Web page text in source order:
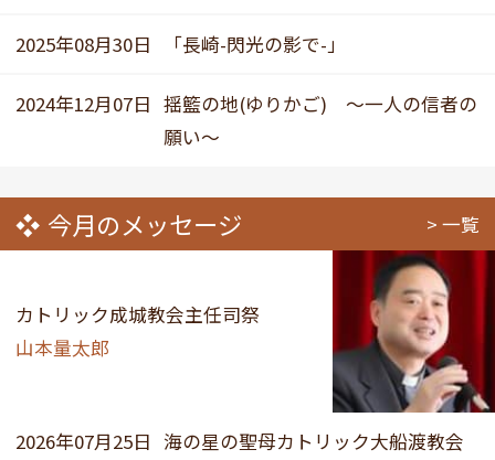
2025年08月30日 「長崎-閃光の影で-」
2024年12月07日 揺籃の地(ゆりかご) ～一人の信者の
願い～
今月のメッセージ 一覧
カトリック成城教会主任司祭
山本量太郎
2026年07月25日 海の星の聖母カトリック大船渡教会